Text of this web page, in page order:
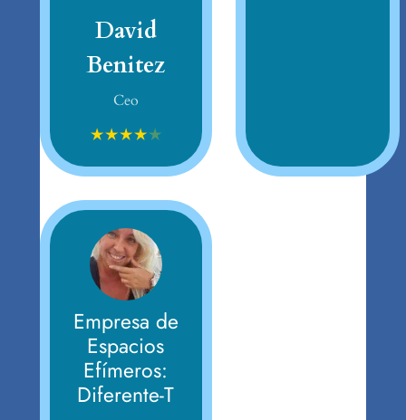
David
Benitez
Ceo
★★★★★
Empresa de
Espacios
Efímeros:
Diferente-T